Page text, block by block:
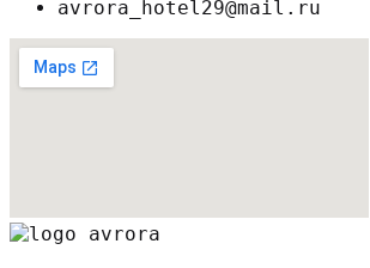
avrora_hotel29@mail.ru